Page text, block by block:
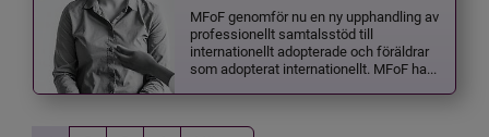
MFoF genomför nu en ny upphandling av
professionellt samtalsstöd till
internationellt adopterade och föräldrar
som adopterat internationellt. MFoF ha...